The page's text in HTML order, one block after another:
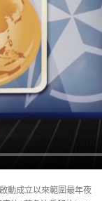
動成立以來範圍最年夜